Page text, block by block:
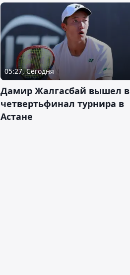
05:27, Сегодня
Дамир Жалгасбай вышел в
четвертьфинал турнира в
Астане